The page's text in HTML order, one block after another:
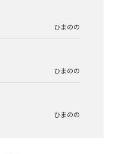
ひまのの
ひまのの
ひまのの